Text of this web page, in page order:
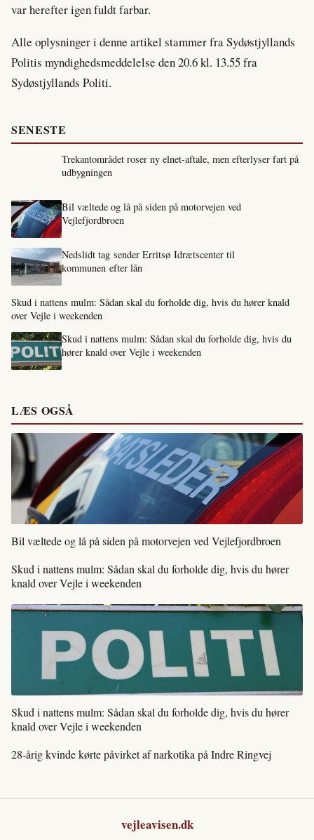
var herefter igen fuldt farbar.
Alle oplysninger i denne artikel stammer fra Sydøstjyllands
Politis myndighedsmeddelelse den 20.6 kl. 13.55 fra
Sydøstjyllands Politi.
SENESTE
Trekantområdet roser ny elnet-aftale, men efterlyser fart på
udbygningen
Bil væltede og lå på siden på motorvejen ved
Vejlefjordbroen
Nedslidt tag sender Erritsø Idrætscenter til
kommunen efter lån
Skud i nattens mulm: Sådan skal du forholde dig, hvis du hører knald
over Vejle i weekenden
Skud i nattens mulm: Sådan skal du forholde dig, hvis du
hører knald over Vejle i weekenden
LÆS OGSÅ
Bil væltede og lå på siden på motorvejen ved Vejlefjordbroen
Skud i nattens mulm: Sådan skal du forholde dig, hvis du hører
knald over Vejle i weekenden
Skud i nattens mulm: Sådan skal du forholde dig, hvis du hører
knald over Vejle i weekenden
28-årig kvinde kørte påvirket af narkotika på Indre Ringvej
vejleavisen.dk